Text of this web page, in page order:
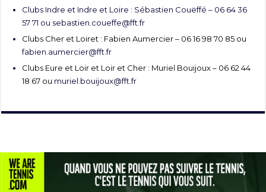
Clubs Indre et Indre et Loire : Sébastien Couëffé – 06 64 36
57 71 ou sebastien.coueffe@fft.fr
Clubs Cher et Loiret : Fabien Aumercier – 06 16 98 70 85 ou
fabien.aumercier@fft.fr
Clubs Eure et Loir et Loir et Cher : Muriel Bouijoux – 06 62 44
18 67 ou muriel.bouijoux@fft.fr